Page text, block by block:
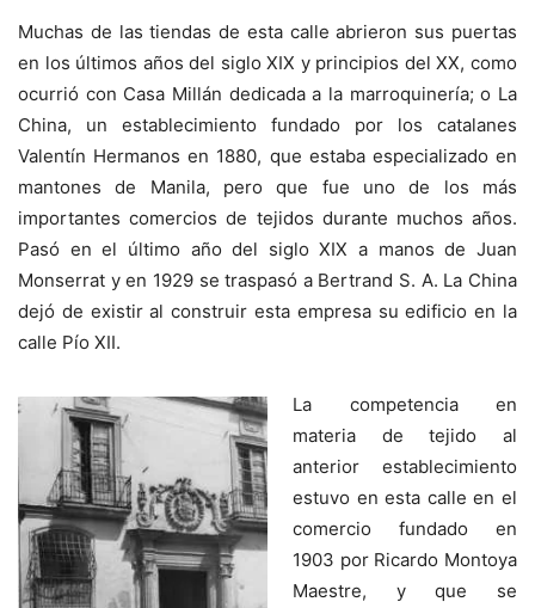
Muchas de las tiendas de esta calle abrieron sus puertas
en los últimos años del siglo XIX y principios del XX, como
ocurrió con Casa Millán dedicada a la marroquinería; o La
China, un establecimiento fundado por los catalanes
Valentín Hermanos en 1880, que estaba especializado en
mantones de Manila, pero que fue uno de los más
importantes comercios de tejidos durante muchos años.
Pasó en el último año del siglo XIX a manos de Juan
Monserrat y en 1929 se traspasó a Bertrand S. A. La China
dejó de existir al construir esta empresa su edificio en la
calle Pío XII.
La competencia en
materia de tejido al
anterior establecimiento
estuvo en esta calle en el
comercio fundado en
1903 por Ricardo Montoya
Maestre, y que se